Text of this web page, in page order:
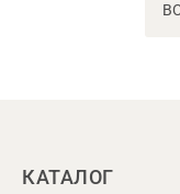
КАТАЛОГ